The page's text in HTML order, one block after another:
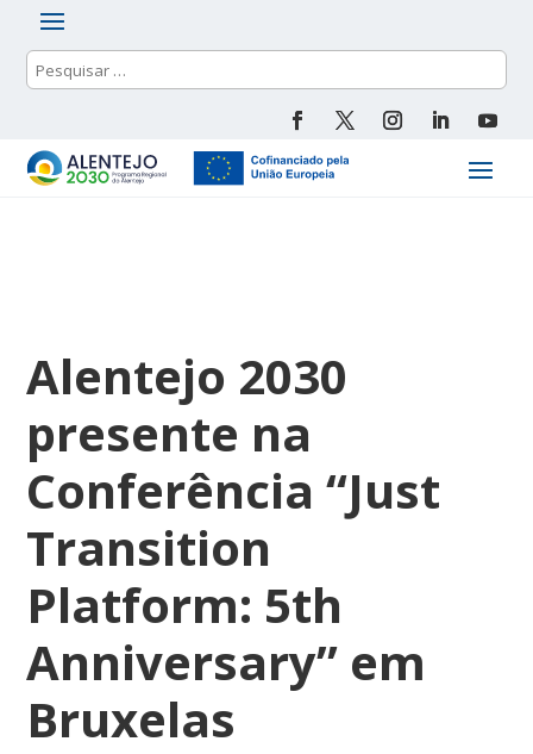
Alentejo 2030
presente na
Conferência “Just
Transition
Platform: 5th
Anniversary” em
Bruxelas